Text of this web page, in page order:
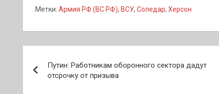
Метки: Армия РФ (ВС РФ), ВСУ, Соледар, Херсон
по
Путин: Работникам оборонного сектора дадут
отсрочку от призыва